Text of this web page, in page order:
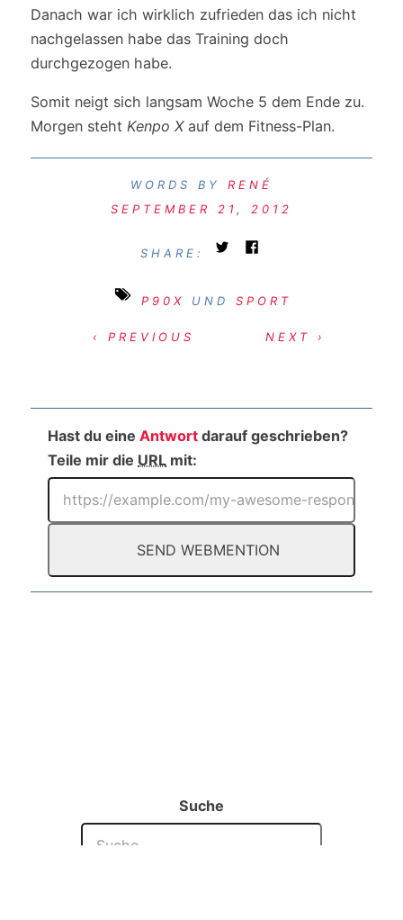
Danach war ich wirklich zufrieden das ich nicht
nachgelassen habe das Training doch
durchgezogen habe.
Somit neigt sich langsam Woche 5 dem Ende zu.
Morgen stehtKenpo Xauf dem Fitness-Plan.
RENÉ
SEPTEMBER 21, 2012
SHARE:
P90X UND SPORT
‹ PREVIOUS NEXT ›
Hast du eineAntwort darauf geschrieben?
Teile mir die URL mit:
Suche